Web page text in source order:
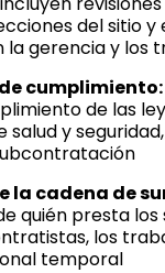
del sitio
la gerencia y los
cumplimiento:
de las
salud y
la cadena de
quién presta los
los
temporal